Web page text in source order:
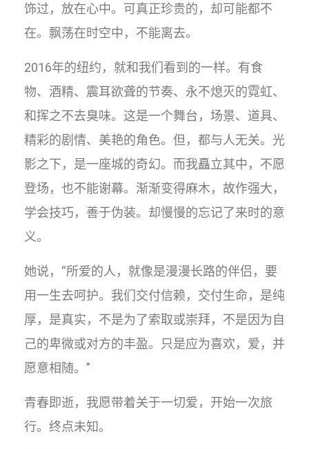
饰过，放在心中。可真正珍贵的，却可能都不
在。飘荡在时空中，不能离去。
2016年的纽约，就和我们看到的一样。有食
物、酒精、震耳欲聋的节奏、永不熄灭的霓虹、
和挥之不去臭味。这是一个舞台，场景、道具、
精彩的剧情、美艳的角色。但，都与人无关。光
影之下，是一座城的奇幻。而我矗立其中，不愿
登场，也不能谢幕。渐渐变得麻木，故作强大，
学会技巧，善于伪装。却慢慢的忘记了来时的意
义。
她说，“所爱的人，就像是漫漫长路的伴侣，要
用一生去呵护。我们交付信赖，交付生命，是纯
厚，是真实，不是为了索取或崇拜，不是因为自
己的卑微或对方的丰盈。只是应为喜欢，爱，并
愿意相随。”
青春即逝，我愿带着关于一切爱，开始一次旅
行。终点未知。